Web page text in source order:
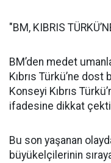
"BM, KIBRIS
BM’den medet
Kıbrıs Türkü’ne
Konseyi Kıbrıs
ifadesine dikkat
Bu son yaşanan
büyükelçilerinin